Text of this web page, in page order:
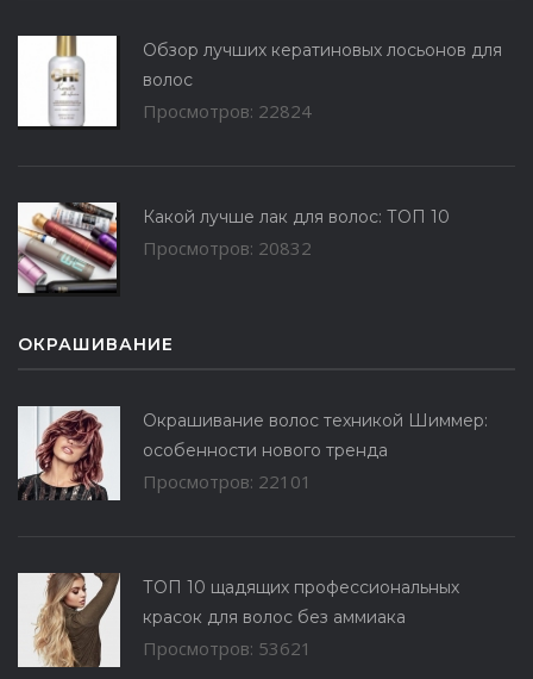
Обзор лучших кератиновых лосьонов для
волос
Просмотров: 22824
Какой лучше лак для волос: ТОП 10
Просмотров: 20832
ОКРАШИВАНИЕ
Окрашивание волос техникой Шиммер:
особенности нового тренда
Просмотров: 22101
ТОП 10 щадящих профессиональных
красок для волос без аммиака
Просмотров: 53621